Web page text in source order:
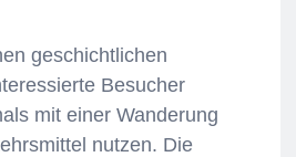
geschichtlichen
Besucher
mit einer Wanderung
nutzen. Die